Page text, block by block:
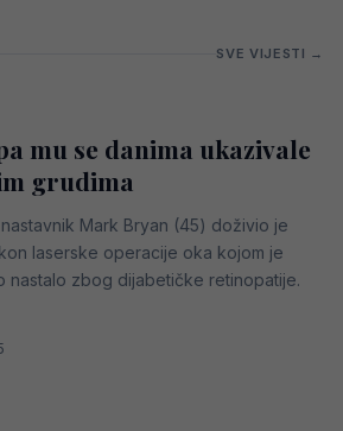
SVE VIJESTI →
mu se danima ukazivale
grudima
Mark Bryan (45) doživio je
laserske operacije oka kojom je
nastalo zbog dijabetičke retinopatije.